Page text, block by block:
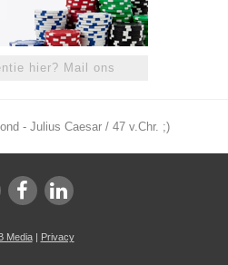
hier? Mail ons
- Julius Caesar / 47 v.Chr. ;)
Media| Privacy